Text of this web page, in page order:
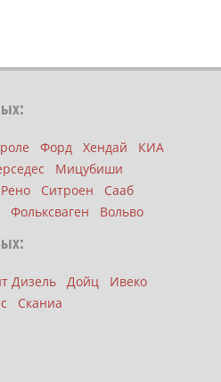
Форд Хендай
КИА
Мицубиши
Рено Ситроен
Сааб
Фольксваген Вольво
Дизель Дойц
Ивеко
Сканиа